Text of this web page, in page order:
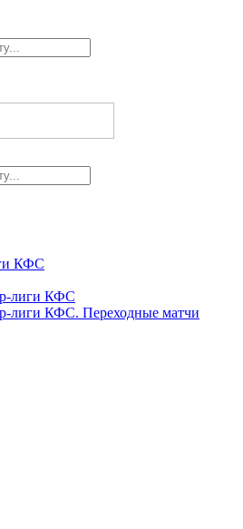
КФС
лиги КФС
лиги КФС. Переходные матчи